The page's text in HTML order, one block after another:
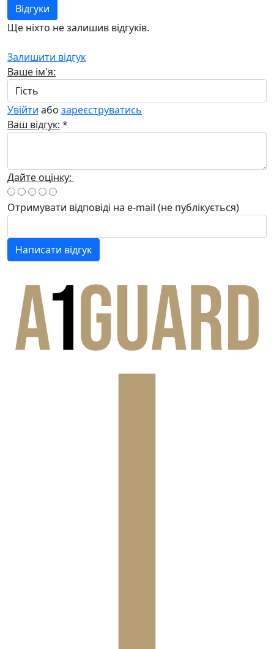
Відгуки
Ще ніхто не залишив відгуків.
Залишити відгук
Ваше ім'я:
Увійти або зареєструватись
Ваш відгук: *
Дайте оцінку:
Отримувати відповіді на e-mail (не публікується)
Написати відгук